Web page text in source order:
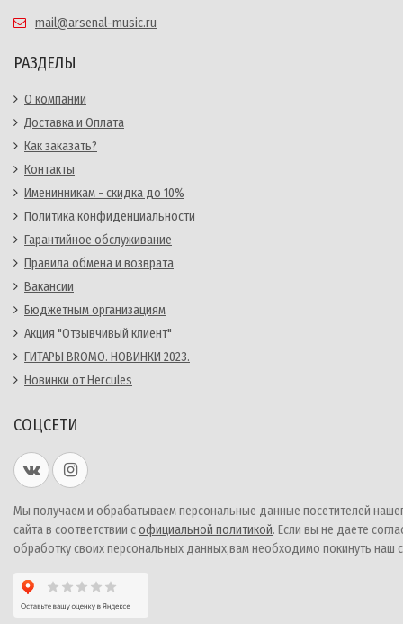
mail@arsenal-music.ru
РАЗДЕЛЫ
О компании
Доставка и Оплата
Как заказать?
Контакты
Именинникам - скидка до 10%
Политика конфиденциальности
Гарантийное обслуживание
Правила обмена и возврата
Вакансии
Бюджетным организациям
Акция "Отзывчивый клиент"
ГИТАРЫ BROMO. НОВИНКИ 2023.
Новинки от Hercules
СОЦСЕТИ
Мы получаем и обрабатываем персональные данные посетителей
сайта в соответствии софициальной политикой. Если вы не даете
обработку своих персональных данных,вам необходимо покинуть наш